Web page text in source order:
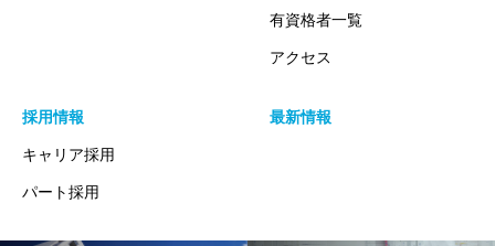
有資格者一覧
アクセス
採用情報
キャリア採用
パート採用
最新情報